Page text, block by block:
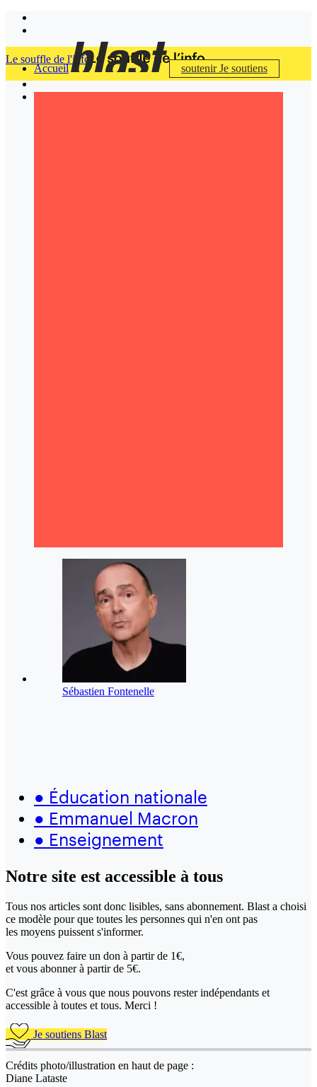
Accueil soutenirJe soutiens
Le souffle de l'info
Sébastien Fontenelle
● Éducation nationale
● Emmanuel Macron
● Enseignement
Notre site est accessible à tous
Tous nos articles sont donc lisibles, sans abonnement. Blast a choisi
ce modèle pour que toutes les personnes qui n'en ont pas
les moyens puissent s'informer.
Vous pouvez faire un don à partir de 1€,
et vous abonner à partir de 5€.
C'est grâce à vous que nous pouvons rester indépendants et
accessible à toutes et tous. Merci !
Je soutiens Blast
Crédits photo/illustration en haut de page :
Diane Lataste